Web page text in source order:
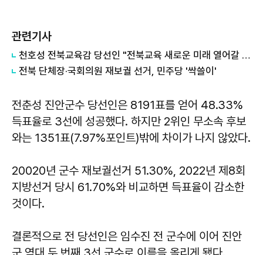
관련기사
천호성 전북교육감 당선인 "전북교육 새로운 미래 열어갈 터"
전북 단체장·국회의원 재보궐 선거, 민주당 '싹쓸이'
전춘성 진안군수 당선인은 8191표를 얻어 48.33%
득표율로 3선에 성공했다. 하지만 2위인 무소속 후보
와는 1351표(7.97%포인트)밖에 차이가 나지 않았다.
20020년 군수 재보궐선거 51.30%, 2022년 제8회
지방선거 당시 61.70%와 비교하면 득표율이 감소한
것이다.
결론적으로 전 당선인은 임수진 전 군수에 이어 진안